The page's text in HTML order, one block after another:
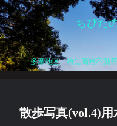
ちびた
多摩地区、特に高幡不動
散歩写真(vol.4)用